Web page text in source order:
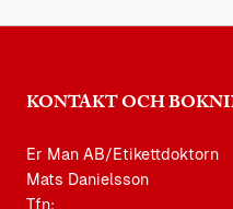
KONTAKT OCH
Er Man AB/Etikettdoktorn
Mats Danielsson
Tfn: